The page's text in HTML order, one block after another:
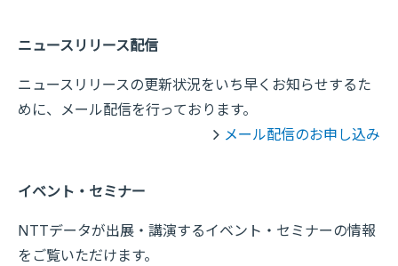
ニュースリリース配信
ニュースリリースの更新状況をいち早くお知らせするた
めに、メール配信を行っております。
メール配信のお申し込み
イベント・セミナー
NTTデータが出展・講演するイベント・セミナーの情報
をご覧いただけます。